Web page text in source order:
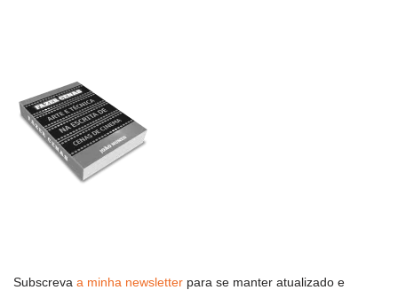
Subscreva a minha newsletter para se manter atualizado e